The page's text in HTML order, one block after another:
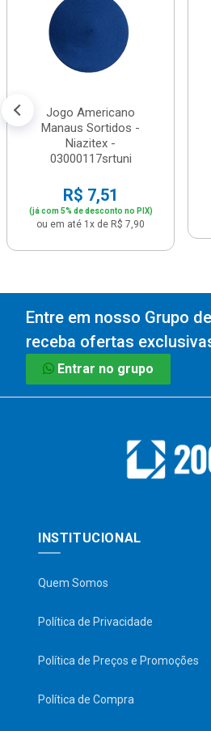
Jogo Americano
Manaus Sortidos -
Niazitex -
03000117srtuni
R$ 7,51
(já com 5% de desconto no PIX)
ou em até 1x de R$ 7,90
Entre em nosso Grupo
receba ofertas
Entrar no grupo
INSTITUCIONAL
Quem Somos
Política de Privacidade
Política de Preços e Promoções
Política de Compra